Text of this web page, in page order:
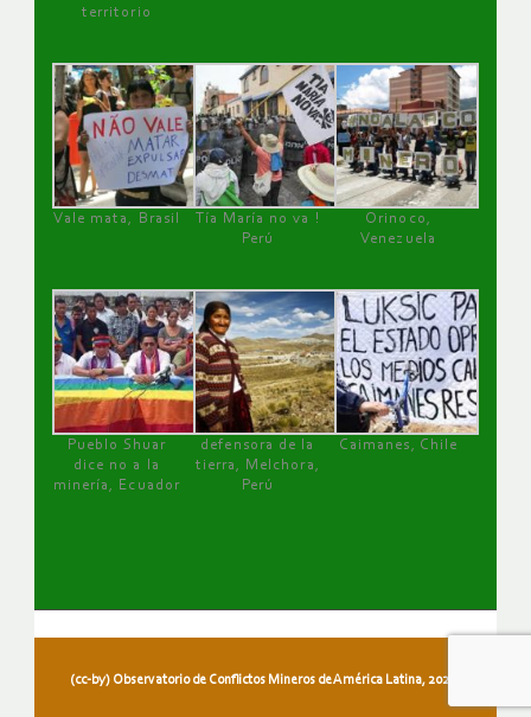
territorio
Vale mata, Brasil
Tía María no va !
Perú
Orinoco,
Venezuela
Pueblo Shuar
dice no a la
minería, Ecuador
defensora de la
tierra, Melchora,
Perú
Caimanes, Chile
(cc-by) Observatorio de Conflictos Mineros de América Latina, 2026